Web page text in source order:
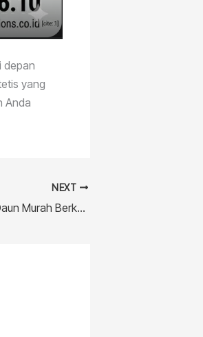
depan
yang
Anda
NEXT
Pintu Aluminium 2 Daun Murah Berkualitas